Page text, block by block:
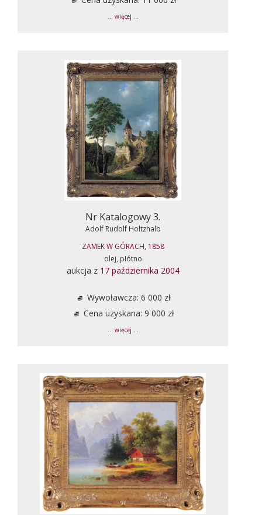
... więcej ...
Nr Katalogowy 3.
Adolf Rudolf Holtzhalb
ZAMEK W GÓRACH, 1858
olej, płótno
aukcja z 17 października 2004
Wywoławcza: 6 000 zł
Cena uzyskana: 9 000 zł
... więcej ...